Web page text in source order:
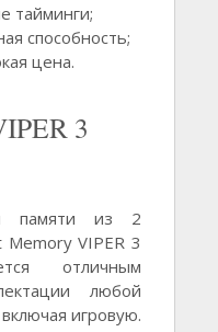
тайминги;
способность;
цена.
3
памяти из 2
VIPER 3
отличным
любой
игровую.